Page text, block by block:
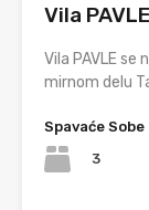
Vila PAVLE
Vila PAVLE
mirnom delu
Spavaće Sobe
3